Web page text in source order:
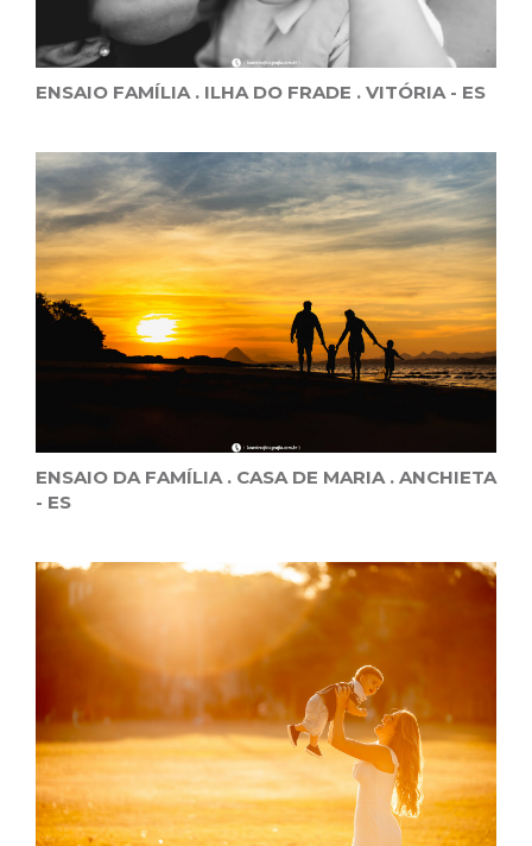
ENSAIO FAMÍLIA . ILHA DO FRADE . VITÓRIA - ES
ENSAIO DA FAMÍLIA . CASA DE MARIA . ANCHIETA
- ES